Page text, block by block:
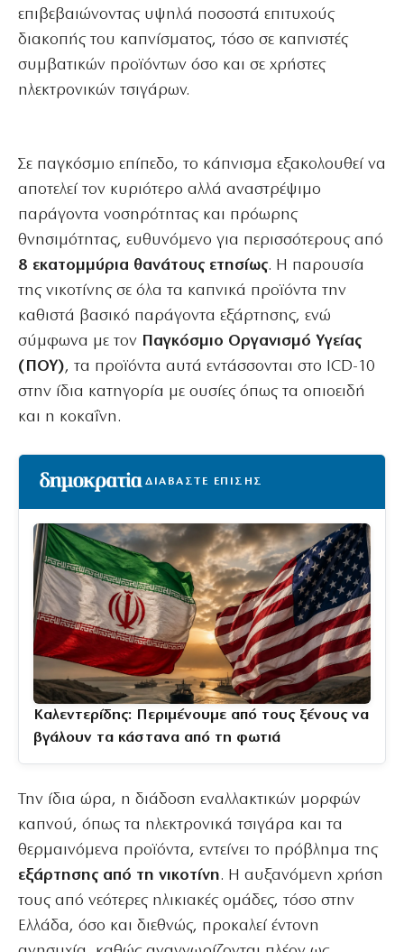
επιβεβαιώνοντας υψηλά ποσοστά επιτυχούς
διακοπής του καπνίσματος, τόσο σε καπνιστές
συμβατικών προϊόντων όσο και σε χρήστες
ηλεκτρονικών τσιγάρων.
Σε παγκόσμιο επίπεδο, το κάπνισμα εξακολουθεί να
αποτελεί τον κυριότερο αλλά αναστρέψιμο
παράγοντα νοσηρότητας και πρόωρης
θνησιμότητας, ευθυνόμενο για περισσότερους από
8 εκατομμύρια θανάτους ετησίως. Η παρουσία
της νικοτίνης σε όλα τα καπνικά προϊόντα την
καθιστά βασικό παράγοντα εξάρτησης, ενώ
σύμφωνα με τον Παγκόσμιο Οργανισμό Υγείας
(ΠΟΥ), τα προϊόντα αυτά εντάσσονται στο ICD-10
στην ίδια κατηγορία με ουσίες όπως τα οπιοειδή
και η κοκαΐνη.
ΔΙΑΒΑΣΤΕ ΕΠΙΣΗΣ
Καλεντερίδης: Περιμένουμε από τους ξένους να
βγάλουν τα κάστανα από τη φωτιά
Την ίδια ώρα, η διάδοση εναλλακτικών μορφών
καπνού, όπως τα ηλεκτρονικά τσιγάρα και τα
θερμαινόμενα προϊόντα, εντείνει το πρόβλημα της
εξάρτησης από τη νικοτίνη. Η αυξανόμενη χρήση
τους από νεότερες ηλικιακές ομάδες, τόσο στην
Ελλάδα, όσο και διεθνώς, προκαλεί έντονη